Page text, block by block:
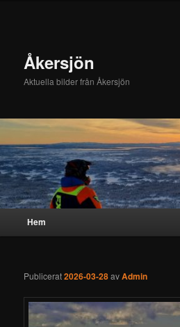
innehåll
innehållÅkersjön
Aktuella bilder från Åkersjön
Huvudmeny
Hem
Publicerat2026-03-28avAdmin